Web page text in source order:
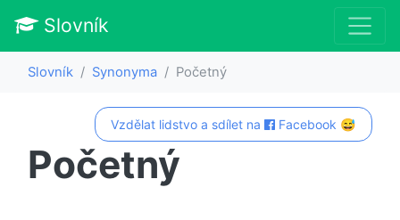
Slovník
Slovník Synonyma Početný
Vzdělat lidstvo a sdílet na Facebook 😅
Početný